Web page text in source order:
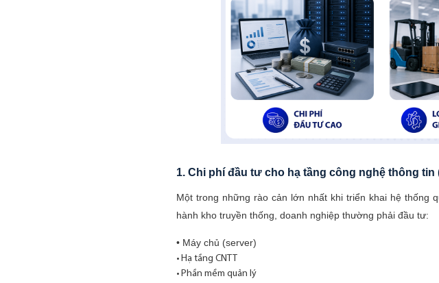
1. Chi phí đầu tư cho hạ tầng công nghệ thông
Một trong những rào cản lớn nhất khi triển khai hệ
hành kho truyền thống, doanh nghiệp thường phải đầu tư:
• Máy chủ (server)
• Hạ tầng CNTT
• Phần mềm quản lý